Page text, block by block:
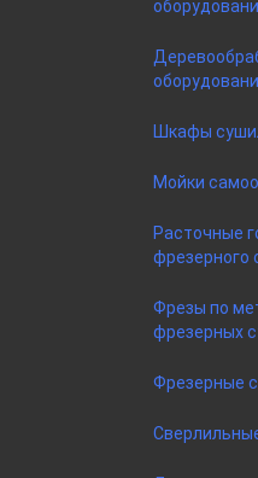
Шкафы
Мойки
Расточные
фрезерного
Фрезы по
фрезерных
Фрезерные